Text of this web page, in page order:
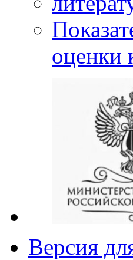
оценки
Версия